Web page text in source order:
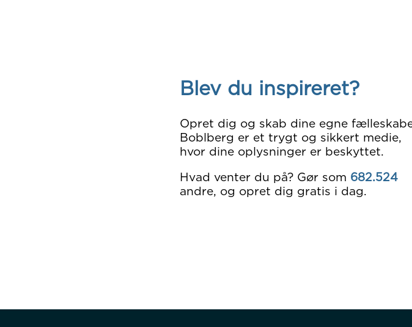
Blev du inspireret?
Opret dig og skab dine egne
Boblberg er et trygt og sikkert medie,
hvor dine oplysninger er beskyttet.
Hvad venter du på? Gør som 682.524
andre, og opret dig gratis i dag.